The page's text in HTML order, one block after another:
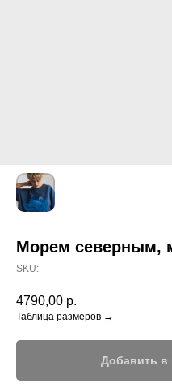
Морем северным,
SKU:
4790,00 р.
Таблица размеров →
Добавить в